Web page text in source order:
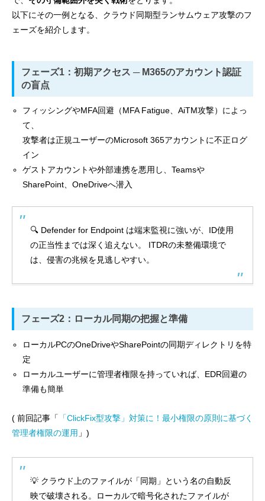
以下にその一例となる、クラウド同期型ランサムウェア攻撃のフ
ェーズを紹介します。
フェーズ1：初期アクセス ─ M365のアカウント認証
の盲点
フィッシングやMFA回避（MFA Fatigue、AiTM攻撃）によっ
て、
攻撃者は正規ユーザーのMicrosoft 365アカウントに不正ログ
イン
ゲストアカウントや外部連携を悪用し、Teamsや
SharePoint、OneDriveへ潜入
🔍 Defender for Endpoint は端末監視に強いが、ID使用
の正当性までは深く追えない。 ITDRの未整備環境で
は、侵害の兆候を見逃しやすい。
フェーズ2：ローカル同期の把握と準備
ローカルPCのOneDriveやSharePointの同期ディレクトリを特
定
ローカルユーザーに管理者権限を持っていれば、EDR回避の
準備も簡単
( 前回記事「 「ClickFix型攻撃」対策に！最小権限の原則に基づく
管理者権限の運用 」)
💡 クラウド上のファイルが「同期」という名の自動反
映で破壊される。ローカルで暗号化されたファイルが